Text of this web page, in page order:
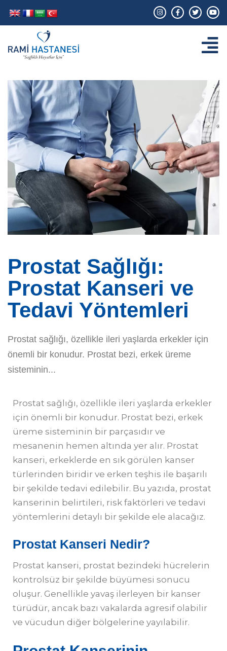
Prostat Sağlığı:
Prostat Kanseri ve
Tedavi Yöntemleri
Prostat sağlığı, özellikle ileri yaşlarda erkekler için
önemli bir konudur. Prostat bezi, erkek üreme
sisteminin...
Prostat sağlığı, özellikle ileri yaşlarda erkekler
için önemli bir konudur. Prostat bezi, erkek
üreme sisteminin bir parçasıdır ve
mesanenin hemen altında yer alır. Prostat
kanseri, erkeklerde en sık görülen kanser
türlerinden biridir ve erken teşhis ile başarılı
bir şekilde tedavi edilebilir. Bu yazıda, prostat
kanserinin belirtileri, risk faktörleri ve tedavi
yöntemlerini detaylı bir şekilde ele alacağız.
Prostat Kanseri Nedir?
Prostat kanseri, prostat bezindeki hücrelerin
kontrolsüz bir şekilde büyümesi sonucu
oluşur. Genellikle yavaş ilerleyen bir kanser
türüdür, ancak bazı vakalarda agresif olabilir
ve vücudun diğer bölgelerine yayılabilir.